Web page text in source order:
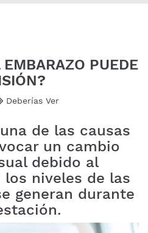
PUEDE
Deberías Ver
de las causas
un cambio
debido al
niveles de las
generan durante